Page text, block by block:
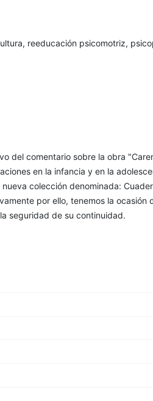
reeducación psicomotriz,
del comentario sobre la obra
en la infancia y en la
colección denominada:
por ello, tenemos la ocasión
seguridad de su continuidad.